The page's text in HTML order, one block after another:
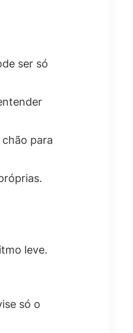
ser só
para
leve.
só o